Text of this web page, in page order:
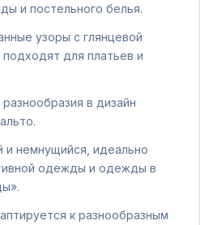
и постельного белья.
узоры с глянцевой
для платьев и
в дизайн
и немнущийся, идеально
одежды и одежды в
к разнообразным